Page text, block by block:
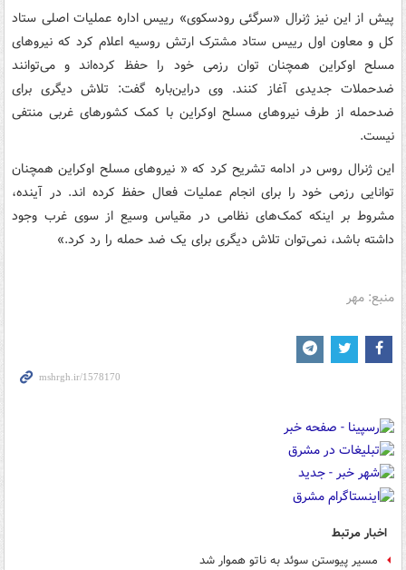
پیش از این نیز ژنرال «سرگئی رودسکوی» رییس اداره عملیات اصلی ستاد
کل و معاون اول رییس ستاد مشترک ارتش روسیه اعلام کرد که نیروهای
مسلح اوکراین همچنان توان رزمی خود را حفظ کرده‌اند و می‌توانند
ضدحملات جدیدی آغاز کنند. وی دراین‌باره گفت: تلاش دیگری برای
ضدحمله از طرف نیروهای مسلح اوکراین با کمک کشورهای غربی منتفی
نیست.
این ژنرال روس در ادامه تشریح کرد که « نیروهای مسلح اوکراین همچنان
توانایی رزمی خود را برای انجام عملیات فعال حفظ کرده اند. در آینده،
مشروط بر اینکه کمک‌های نظامی در مقیاس وسیع از سوی غرب وجود
داشته باشد، نمی‌توان تلاش دیگری برای یک ضد حمله را رد کرد.»
منبع: مهر
اخبار مرتبط
مسیر پیوستن سوئد به ناتو هموار شد